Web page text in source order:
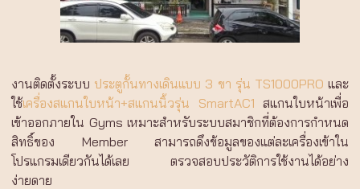
งานติดตั้งระบบ ประตูกั้นทางเดินแบบ 3 ขา รุ่น TS1000PRO และ
ใช้เครื่องสแกนใบหน้า+สแกนนิ้วรุ่น SmartAC1 สแกนใบหน้าเพื่อ
เข้าออกภายใน Gyms เหมาะสำหรับระบบสมาชิกที่ต้องการกำหนด
สิทธิ์ของ Member สามารถดึงข้อมูลของแต่ละเครื่องเข้าใน
โปรแกรมเดียวกันได้เลย ตรวจสอบประวัติการใช้งานได้อย่าง
ง่ายดาย